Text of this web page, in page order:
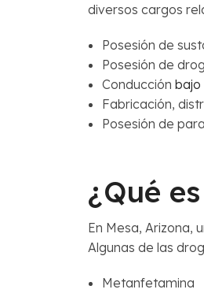
diversos cargos
Posesión de
Posesión de
Conducción bajo
Fabricación,
Posesión de
¿Qué
En Mesa, Arizona,
Algunas de las
Metanfetamina